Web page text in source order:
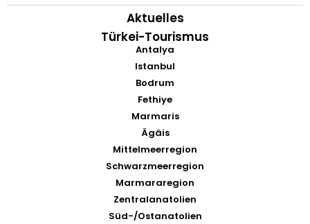
Aktuelles
Türkei-Tourismus
Antalya
Istanbul
Bodrum
Fethiye
Marmaris
Ägäis
Mittelmeerregion
Schwarzmeerregion
Marmararegion
Zentralanatolien
Süd-/Ostanatolien